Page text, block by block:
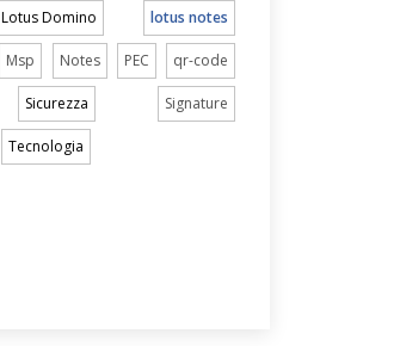
Lotus Domino lotus notes
Msp Notes PEC qr-code
Sicurezza Signature
Tecnologia